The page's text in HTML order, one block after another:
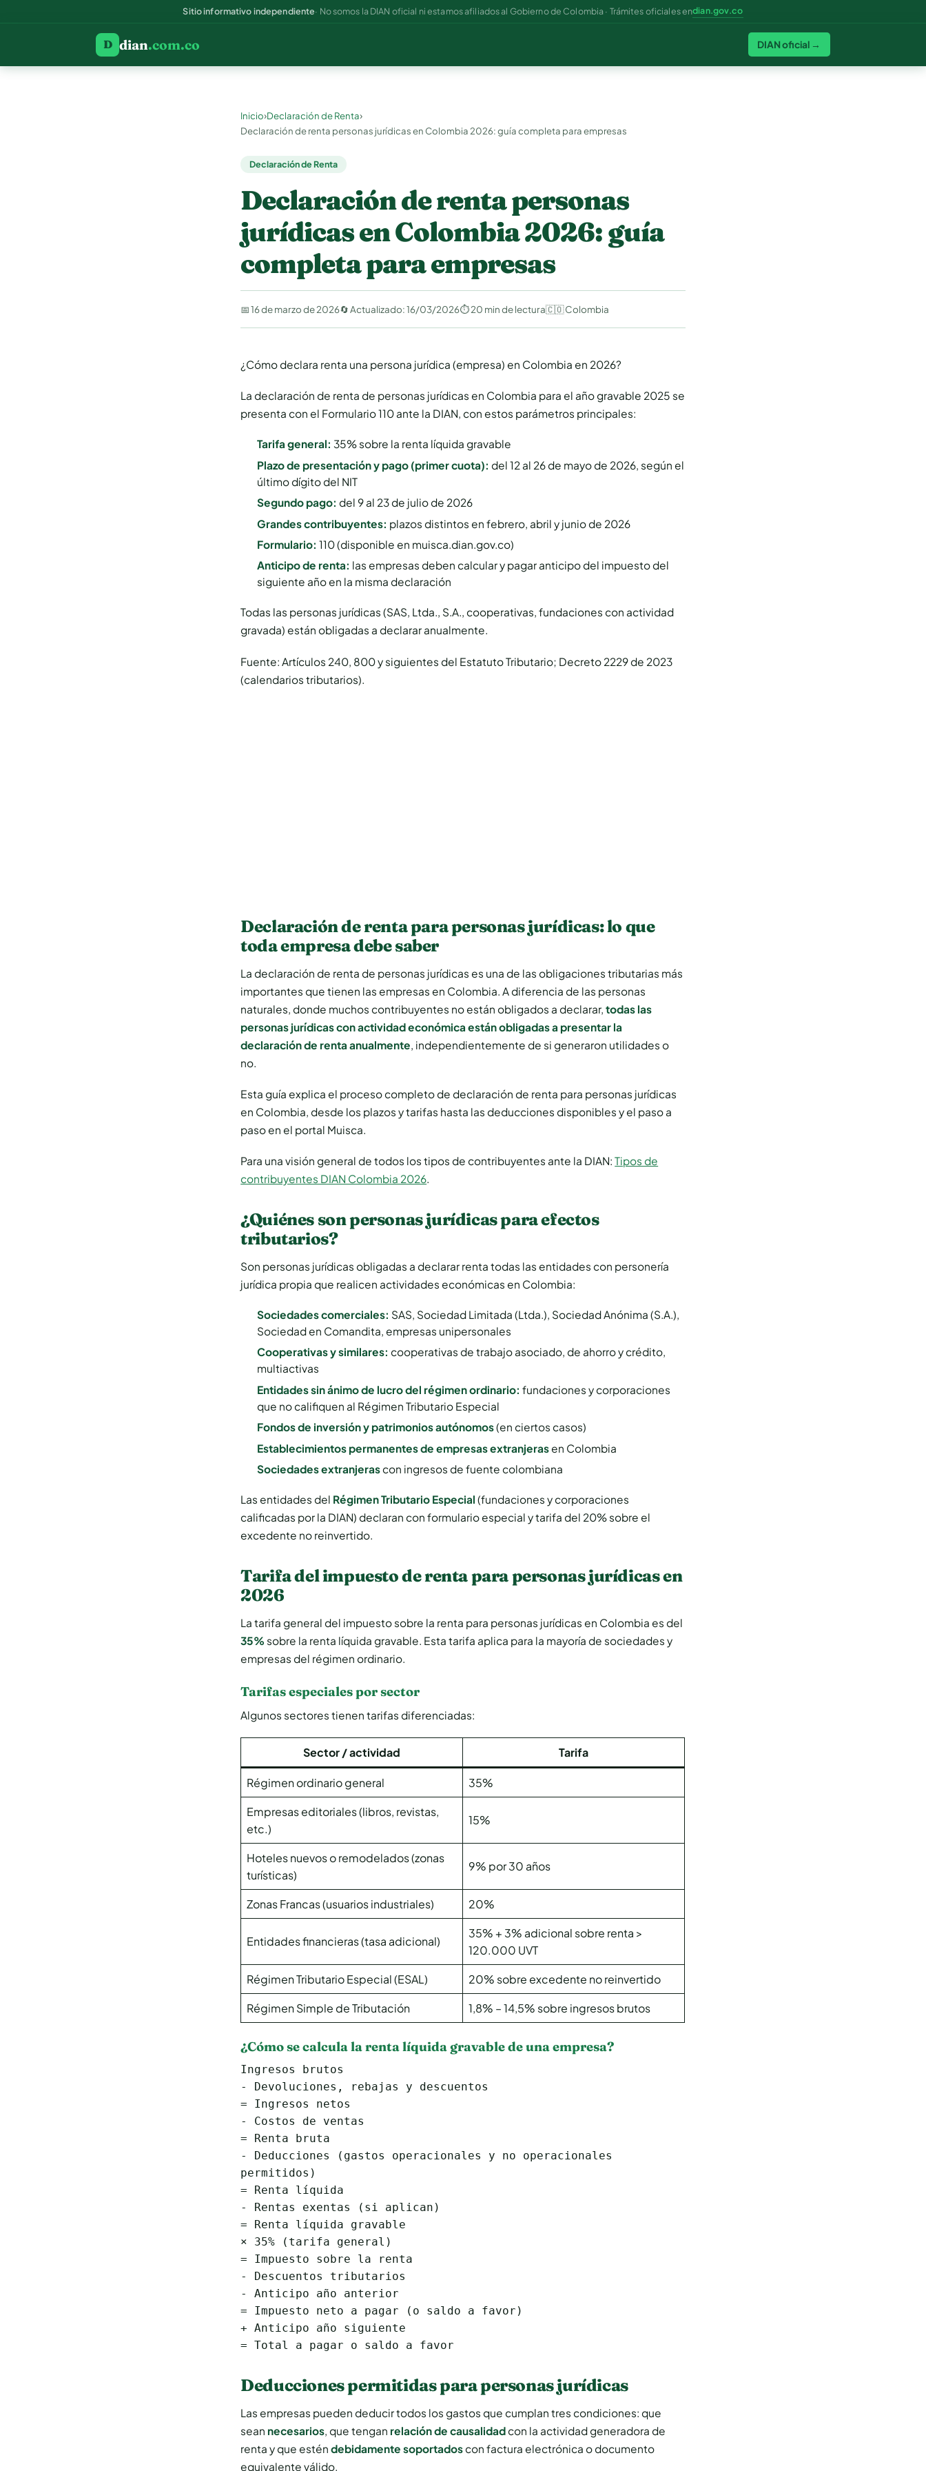
Sitio informativo independiente· No somos la DIAN oficial ni estamos afiliados al Gobierno de Colombia · Trámites oficiales endian.gov.co
D dian.com.co DIAN oficial →
Inicio›Declaración de Renta›
Declaración de renta personas jurídicas en Colombia 2026: guía completa para empresas
Declaración de Renta
Declaración de renta personas
jurídicas en Colombia 2026: guía
completa para empresas
📅16 de marzo de 2026🔄 Actualizado:16/03/2026⏱ 20 min de lectura🇨🇴 Colombia
¿Cómo declara renta una persona jurídica (empresa) en Colombia en 2026?
La declaración de renta de personas jurídicas en Colombia para el año gravable 2025 se
presenta con el Formulario 110 ante la DIAN, con estos parámetros principales:
Tarifa general: 35% sobre la renta líquida gravable
Plazo de presentación y pago (primer cuota): del 12 al 26 de mayo de 2026, según el
último dígito del NIT
Segundo pago: del 9 al 23 de julio de 2026
Grandes contribuyentes: plazos distintos en febrero, abril y junio de 2026
Formulario: 110 (disponible en muisca.dian.gov.co)
Anticipo de renta: las empresas deben calcular y pagar anticipo del impuesto del
siguiente año en la misma declaración
Todas las personas jurídicas (SAS, Ltda., S.A., cooperativas, fundaciones con actividad
gravada) están obligadas a declarar anualmente.
Fuente: Artículos 240, 800 y siguientes del Estatuto Tributario; Decreto 2229 de 2023
(calendarios tributarios).
Declaración de renta para personas jurídicas: lo que
toda empresa debe saber
La declaración de renta de personas jurídicas es una de las obligaciones tributarias más
importantes que tienen las empresas en Colombia. A diferencia de las personas
naturales, donde muchos contribuyentes no están obligados a declarar,todas las
personas jurídicas con actividad económica están obligadas a presentar la
declaración de renta anualmente , independientemente de si generaron utilidades o
no.
Esta guía explica el proceso completo de declaración de renta para personas jurídicas
en Colombia, desde los plazos y tarifas hasta las deducciones disponibles y el paso a
paso en el portal Muisca.
Para una visión general de todos los tipos de contribuyentes ante la DIAN:Tipos de
contribuyentes DIAN Colombia 2026.
¿Quiénes son personas jurídicas para efectos
tributarios?
Son personas jurídicas obligadas a declarar renta todas las entidades con personería
jurídica propia que realicen actividades económicas en Colombia:
Sociedades comerciales: SAS, Sociedad Limitada (Ltda.), Sociedad Anónima (S.A.),
Sociedad en Comandita, empresas unipersonales
Cooperativas y similares: cooperativas de trabajo asociado, de ahorro y crédito,
multiactivas
Entidades sin ánimo de lucro del régimen ordinario: fundaciones y corporaciones
que no califiquen al Régimen Tributario Especial
Fondos de inversión y patrimonios autónomos(en ciertos casos)
Establecimientos permanentes de empresas extranjerasen Colombia
Sociedades extranjerascon ingresos de fuente colombiana
Las entidades del Régimen Tributario Especial (fundaciones y corporaciones
calificadas por la DIAN) declaran con formulario especial y tarifa del 20% sobre el
excedente no reinvertido.
Tarifa del impuesto de renta para personas jurídicas en
2026
La tarifa general del impuesto sobre la renta para personas jurídicas en Colombia es del
35% sobre la renta líquida gravable. Esta tarifa aplica para la mayoría de sociedades y
empresas del régimen ordinario.
Tarifas especiales por sector
Algunos sectores tienen tarifas diferenciadas:
Sector / actividad Tarifa
Régimen ordinario general
35%
Empresas editoriales (libros, revistas,
etc.)
15%
Hoteles nuevos o remodelados (zonas
turísticas)
9% por 30 años
Zonas Francas (usuarios industriales) 20%
Entidades financieras (tasa adicional)
35% + 3% adicional sobre renta >
120.000 UVT
Régimen Tributario Especial (ESAL)
20% sobre excedente no reinvertido
Régimen Simple de Tributación
1,8% – 14,5% sobre ingresos brutos
¿Cómo se calcula la renta líquida gravable de una empresa?
Ingresos brutos
- Devoluciones, rebajas y descuentos
= Ingresos netos
- Costos de ventas
= Renta bruta
- Deducciones (gastos operacionales y no operacionales
permitidos)
= Renta líquida
- Rentas exentas (si aplican)
= Renta líquida gravable
× 35% (tarifa general)
= Impuesto sobre la renta
- Descuentos tributarios
- Anticipo año anterior
= Impuesto neto a pagar (o saldo a favor)
+ Anticipo año siguiente
= Total a pagar o saldo a favor
Deducciones permitidas para personas jurídicas
Las empresas pueden deducir todos los gastos que cumplan tres condiciones: que
sean necesarios, que tengan relación de causalidadcon la actividad generadora de
renta y que esténdebidamente soportadoscon factura electrónica o documento
equivalente válido.